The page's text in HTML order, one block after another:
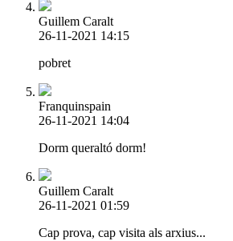
Guillem Caralt
26-11-2021 14:15
pobret
Franquinspain
26-11-2021 14:04
Dorm queraltó dorm!
Guillem Caralt
26-11-2021 01:59
Cap prova, cap visita als arxius...